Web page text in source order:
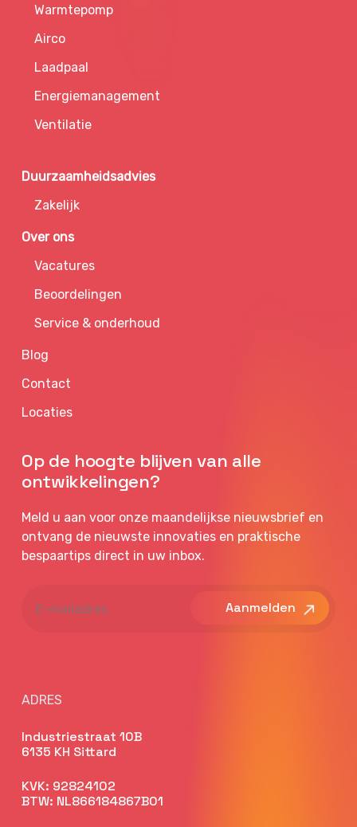
Warmtepomp
Airco
Laadpaal
Energiemanagement
Ventilatie
Duurzaamheidsadvies
Zakelijk
Over ons
Vacatures
Beoordelingen
Service & onderhoud
Blog
Contact
Locaties
Op de hoogte blijven van alle
ontwikkelingen?
Meld u aan voor onze maandelijkse nieuwsbrief en
ontvang de nieuwste innovaties en praktische
bespaartips direct in uw inbox.
mailadres
ADRES
Industriestraat 10B
6135 KH Sittard
KVK: 92824102
BTW: NL866184867B01